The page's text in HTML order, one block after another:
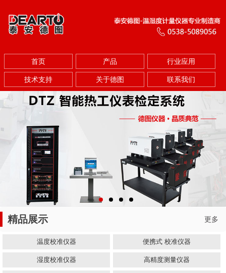
首页 产品 行业应用
技术支持 关于德图 联系我们
精品展示 更多
温度校准仪器 便携式 校准仪器
湿度校准仪器 高精度测量仪器